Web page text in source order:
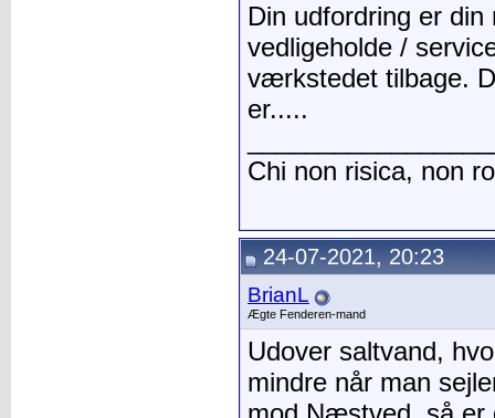
Din udfordring er
vedligeholde /
værkstedet tilbage.
er.....
Chi non risica, non
24-07-2021, 20:23
BrianL
Ægte Fenderen-mand
Udover saltvand,
mindre når man